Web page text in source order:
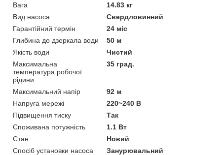
Вага
14.83 кг
Вид насоса
Свердловинний
Гарантійний термін
24 міс
Глибина до дзеркала води
50 м
Якість води
Чистий
Максимальна
температура робочої
рідини
35 град.
Максимальний напір
92 м
Напруга мережі
220~240 В
Підвищення тиску
Так
Споживана потужність
1.1 Вт
Стан
Новий
Спосіб установки насоса
Занурювальний